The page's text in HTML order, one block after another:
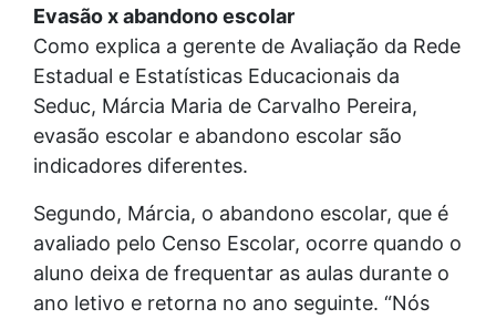
Evasão x abandono escolar
Como explica a gerente de Avaliação da Rede
Estadual e Estatísticas Educacionais da
Seduc, Márcia Maria de Carvalho Pereira,
evasão escolar e abandono escolar são
indicadores diferentes.
Segundo, Márcia, o abandono escolar, que é
avaliado pelo Censo Escolar, ocorre quando o
aluno deixa de frequentar as aulas durante o
ano letivo e retorna no ano seguinte. “Nós